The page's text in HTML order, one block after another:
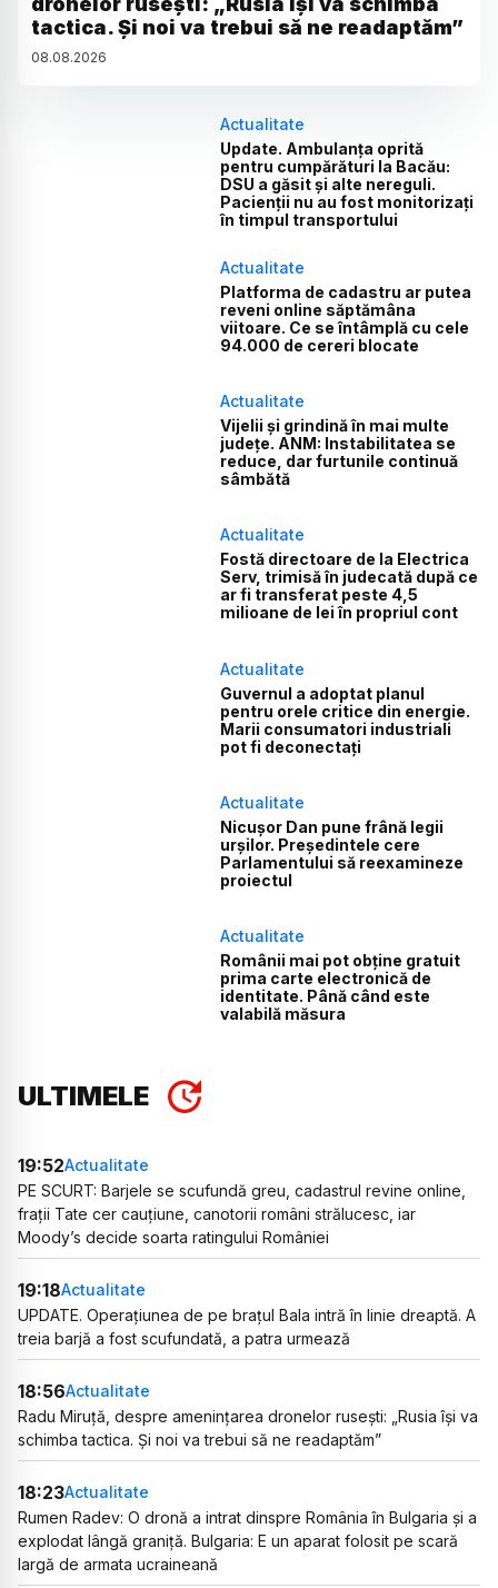
tactica. Și noi va trebui să ne readaptăm”
08.08.2026
Actualitate
Update. Ambulanța oprită
pentru cumpărături la Bacău:
DSU a găsit și alte nereguli.
Pacienții nu au fost monitorizați
în timpul transportului
Actualitate
Platforma de cadastru ar putea
reveni online săptămâna
viitoare. Ce se întâmplă cu cele
94.000 de cereri blocate
Actualitate
Vijelii și grindină în mai multe
județe. ANM: Instabilitatea se
reduce, dar furtunile continuă
sâmbătă
Actualitate
Fostă directoare de la Electrica
Serv, trimisă în judecată după ce
ar fi transferat peste 4,5
milioane de lei în propriul cont
Actualitate
Guvernul a adoptat planul
pentru orele critice din energie.
Marii consumatori industriali
pot fi deconectați
Actualitate
Nicușor Dan pune frână legii
urșilor. Președintele cere
Parlamentului să reexamineze
proiectul
Actualitate
Românii mai pot obține gratuit
prima carte electronică de
identitate. Până când este
valabilă măsura
ULTIMELE
19:52Actualitate
PE SCURT: Barjele se scufundă greu, cadastrul revine online,
frații Tate cer cauțiune, canotorii români strălucesc, iar
Moody’s decide soarta ratingului României
19:18Actualitate
UPDATE. Operațiunea de pe brațul Bala intră în linie dreaptă. A
treia barjă a fost scufundată, a patra urmează
18:56Actualitate
Radu Miruță, despre amenințarea dronelor rusești: „Rusia își va
schimba tactica. Și noi va trebui să ne readaptăm”
18:23Actualitate
Rumen Radev: O dronă a intrat dinspre România în Bulgaria și a
explodat lângă graniță. Bulgaria: E un aparat folosit pe scară
largă de armata ucraineană